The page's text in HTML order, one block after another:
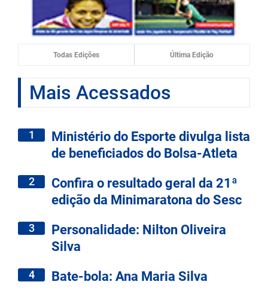
Todas Edições Última Edição
Mais Acessados
1
Ministério do Esporte divulga lista
de beneficiados do Bolsa-Atleta
2
Confira o resultado geral da 21ª
edição da Minimaratona do Sesc
3
Personalidade: Nilton Oliveira
Silva
4 Bate-bola: Ana Maria Silva